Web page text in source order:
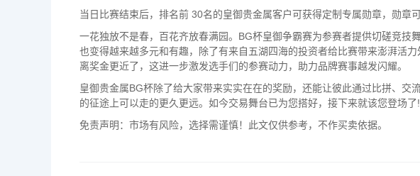
当日比赛结束后，排名前 30名的皇御贵金属客户可获得定制专属勋章，勋章
一花独放不是春，百花齐放春满园。BG杯皇御争霸赛为参赛者提供切磋竞技
也变得越来越多元和有趣，除了有来自五湖四海的投资者给比赛带来澎湃活
离奖金更近了，这进一步激发选手们的参赛动力，助力品牌赛事越发闪耀。
皇御贵金属BG杯除了给大家带来实实在在的奖励，还能让彼此通过比拼、交
的征途上可以走的更久更远。如今交易舞台已为您搭好，接下来就该您登场了!
免责声明：市场有风险，选择需谨慎！此文仅供参考，不作买卖依据。